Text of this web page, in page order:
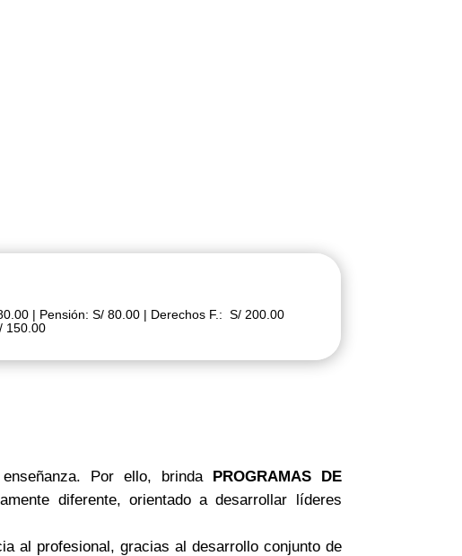
| Pensión: S/ 80.00 | Derechos F.: S/ 200.00
150.00
Por ello, brinda PROGRAMAS DE
diferente, orientado a desarrollar líderes
al profesional, gracias al desarrollo conjunto de